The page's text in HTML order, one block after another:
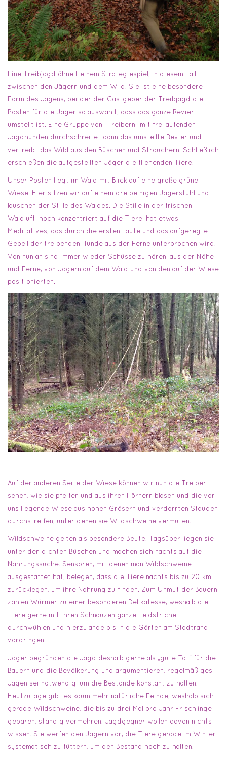
Eine Treibjagd ähnelt einem Strategiespiel, in diesem Fall
zwischen den Jägern und dem Wild. Sie ist eine besondere
Form des Jagens, bei der der Gastgeber der Treibjagd die
Posten für die Jäger so auswählt, dass das ganze Revier
umstellt ist. Eine Gruppe von „Treibern“ mit freilaufenden
Jagdhunden durchschreitet dann das umstellte Revier und
vertreibt das Wild aus den Büschen und Sträuchern. Schließlich
erschießen die aufgestellten Jäger die fliehenden Tiere.
Unser Posten liegt im Wald mit Blick auf eine große grüne
Wiese. Hier sitzen wir auf einem dreibeinigen Jägerstuhl und
lauschen der Stille des Waldes. Die Stille in der frischen
Waldluft, hoch konzentriert auf die Tiere, hat etwas
Meditatives, das durch die ersten Laute und das aufgeregte
Gebell der treibenden Hunde aus der Ferne unterbrochen wird.
Von nun an sind immer wieder Schüsse zu hören, aus der Nähe
und Ferne, von Jägern auf dem Wald und von den auf der Wiese
positionierten.
Auf der anderen Seite der Wiese können wir nun die Treiber
sehen, wie sie pfeifen und aus ihren Hörnern blasen und die vor
uns liegende Wiese aus hohen Gräsern und verdorrten Stauden
durchstreifen, unter denen sie Wildschweine vermuten.
Wildschweine gelten als besondere Beute. Tagsüber liegen sie
unter den dichten Büschen und machen sich nachts auf die
Nahrungssuche. Sensoren, mit denen man Wildschweine
ausgestattet hat, belegen, dass die Tiere nachts bis zu 20 km
zurücklegen, um ihre Nahrung zu finden. Zum Unmut der Bauern
zählen Würmer zu einer besonderen Delikatesse, weshalb die
Tiere gerne mit ihren Schnauzen ganze Feldstriche
durchwühlen und hierzulande bis in die Gärten am Stadtrand
vordringen.
Jäger begründen die Jagd deshalb gerne als „gute Tat“ für die
Bauern und die Bevölkerung und argumentieren, regelmäßiges
Jagen sei notwendig, um die Bestände konstant zu halten.
Heutzutage gibt es kaum mehr natürliche Feinde, weshalb sich
gerade Wildschweine, die bis zu drei Mal pro Jahr Frischlinge
gebären, ständig vermehren. Jagdgegner wollen davon nichts
wissen. Sie werfen den Jägern vor, die Tiere gerade im Winter
systematisch zu füttern, um den Bestand hoch zu halten.